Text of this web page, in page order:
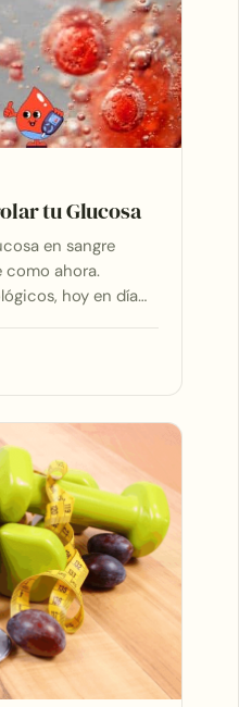
tu Glucosa
en sangre
como ahora.
hoy en día…